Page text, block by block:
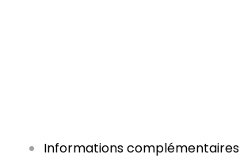
Informations complémentaires